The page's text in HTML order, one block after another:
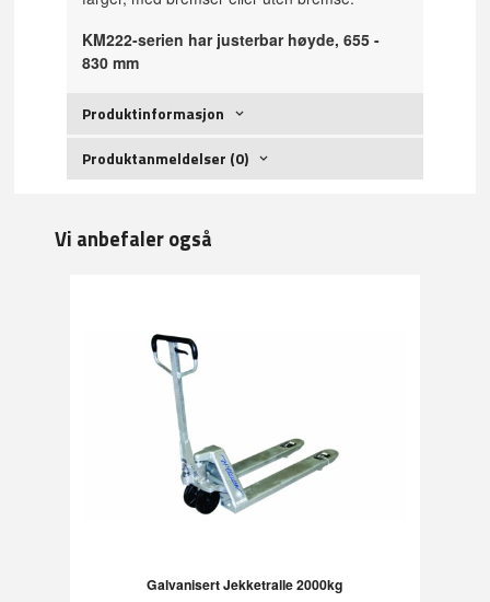
KM222-serien har justerbar høyde, 655 -
830 mm
Produktinformasjon
Produktanmeldelser (0)
Vi anbefaler også
Galvanisert Jekketralle 2000kg